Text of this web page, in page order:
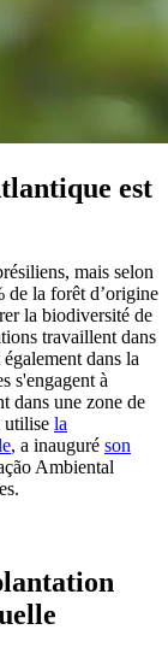
est
mais selon
de la forêt d’origine
la biodiversité de
travaillent dans
dans la
s'engagent à
dans une zone de
utilise la
, a inauguré son
Ambiental